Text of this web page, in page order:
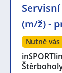
(m/ž) -
Nutně